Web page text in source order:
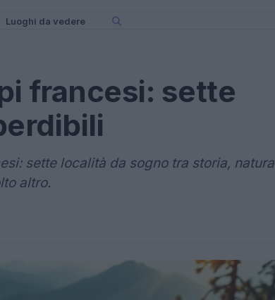
Luoghi da vedere
francesi: sette
sette località da sogno tra storia, natura
altro.